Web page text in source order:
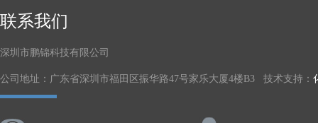
联系我们
深圳市鹏锦科技有限公司
公司地址：广东省深圳市福田区振华路47号家乐大厦4楼B3 技术支持：